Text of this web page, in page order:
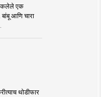
एक
आणि चारा
थोडीफार